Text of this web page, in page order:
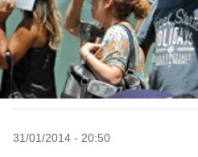
31/01/2014 - 20:50